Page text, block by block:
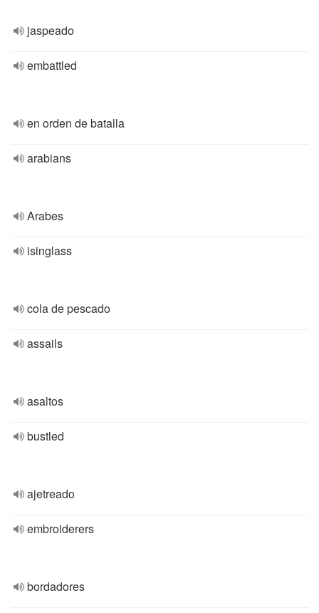
jaspeado
embattled
en orden de batalla
arabians
Arabes
isinglass
cola de pescado
assails
asaltos
bustled
ajetreado
embroiderers
bordadores